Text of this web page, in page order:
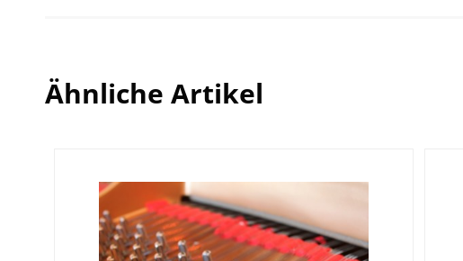
2) Unsere Stimmungs-/ Wartungskosten können als
werden, wenn Sie z.B. an einem Konzerthaus/Theater
3) Unsere Stimmungs-/ Wartungskosten können als
werden, wenn Sie das Instrument zur Ausübung Ihrer
gewerblichen/selbständigen/freiberuflichen Tätigkeit
Ähnliche Artikel